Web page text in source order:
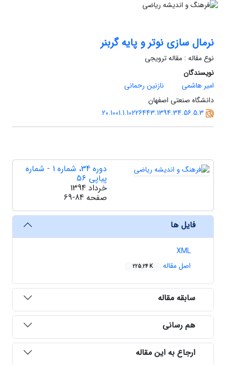
نرمال سازی نوتر و پایه گربنر
نوع مقاله : مقاله ترویجی
نویسندگان
امیر هاشمی
نازنین رحمانی
دانشگاه صنعتی اصفهان
20.1001.1.10226443.1394.34.56.5.3
دوره 34، شماره 1 - شماره
پیاپی 56
خرداد 1394
صفحه 69-84
فایل ها
XML
اصل مقاله
225.24 K
سابقه مقاله
هم رسانی
ارجاع به این مقاله